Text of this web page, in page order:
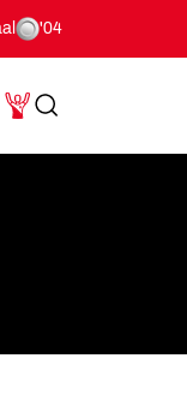
'04
Mijn Account
Search